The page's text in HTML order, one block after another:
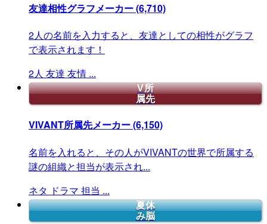
友達相性グラフメーカー(6,710)
2人の名前を入力すると、友達としての相性がグラフ
で表示されます！
2人 友達 友情 ...
V所
属先
VIVANT所属先メーカー(6,150)
名前を入れると、その人がVIVANTの世界で所属する
謎の組織と担当が表示され...
ネタ ドラマ 担当 ...
夏休
み脳